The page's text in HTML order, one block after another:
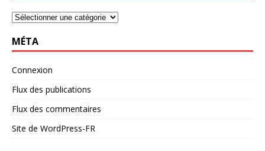
MÉTA
Connexion
Flux des publications
Flux des commentaires
Site de WordPress-FR